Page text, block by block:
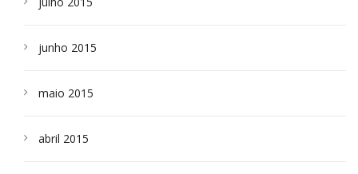
junho 2015
maio 2015
abril 2015